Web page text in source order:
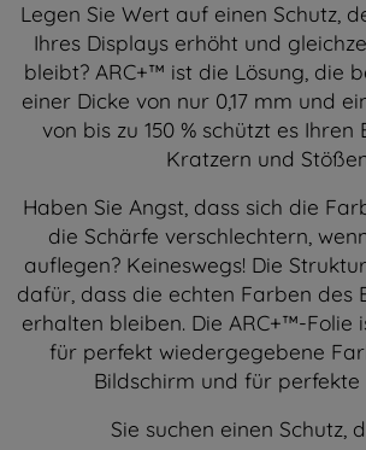
Legen Sie Wert auf einen Schutz,
Ihres Displays erhöht und
bleibt? ARC+™ ist die Lösung, die
einer Dicke von nur 0,17 mm und
von bis zu 150 % schützt es
Kratzern und
Haben Sie Angst, dass sich die
die Schärfe verschlechtern,
auflegen? Keineswegs! Die
dafür, dass die echten Farben des
erhalten bleiben. Die ARC+™-Folie
für perfekt wiedergegebene
Bildschirm und für perfekte
Sie suchen einen Schutz,